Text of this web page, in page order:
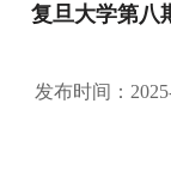
复旦大学第八
发布时间：